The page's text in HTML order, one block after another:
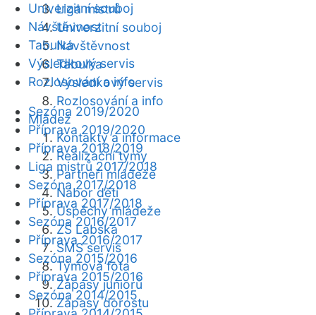
Liga mistrů
Univerzitní souboj
Návštěvnost
Tabulka
Výsledkový servis
Rozlosování a info
Mládež
Kontakty a informace
Realizační týmy
Partneři mládeže
Nábor dětí
Úspěchy mládeže
ZŠ Labská
SMS servis
Týmová fota
Zápasy juniorů
Zápasy dorostu
Univerzitní souboj
Návštěvnost
Tabulka
Výsledkový servis
Rozlosování a info
Sezóna 2019/2020
Příprava 2019/2020
Příprava 2018/2019
Liga mistrů 2017/2018
Sezóna 2017/2018
Příprava 2017/2018
Sezóna 2016/2017
Příprava 2016/2017
Sezóna 2015/2016
Příprava 2015/2016
Sezóna 2014/2015